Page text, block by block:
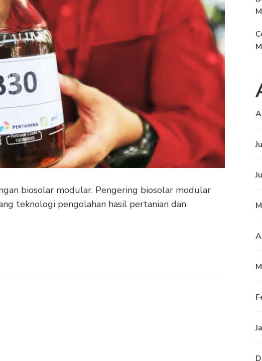
biosolar modular. Pengering biosolar modular
teknologi pengolahan hasil pertanian dan